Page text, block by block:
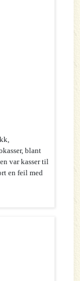
blant
var kasser til
en feil med